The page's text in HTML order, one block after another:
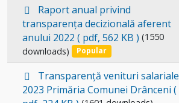
Select
item
d
e
f
a
u
Raport anual privind
transparența decizională aferent
anului 2022 ( pdf, 562 KB ) (1550
downloads)
Popular
Select
d
e
f
Transparență venituri salariale
2023 Primăria Comunei Drânceni (